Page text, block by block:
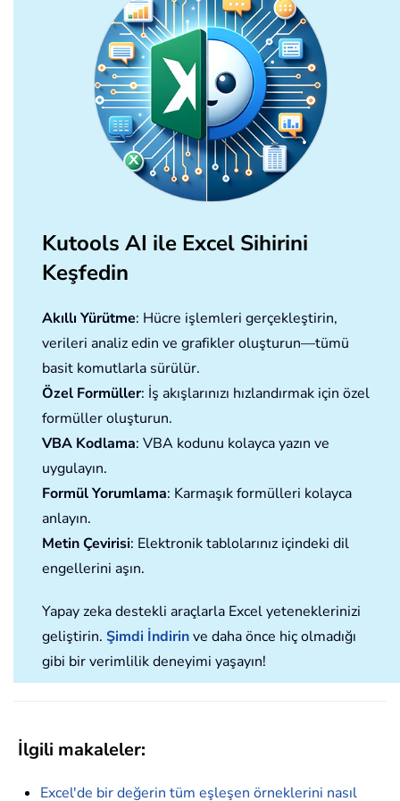
Sub
Kutools AI ile Excel Sihirini
Keşfedin
Akıllı Yürütme: Hücre işlemleri gerçekleştirin,
verileri analiz edin ve grafikler oluşturun—tümü
basit komutlarla sürülür.
Özel Formüller: İş akışlarınızı hızlandırmak için özel
formüller oluşturun.
VBA Kodlama: VBA kodunu kolayca yazın ve
uygulayın.
Formül Yorumlama: Karmaşık formülleri kolayca
anlayın.
Metin Çevirisi: Elektronik tablolarınız içindeki dil
engellerini aşın.
Yapay zeka destekli araçlarla Excel yeteneklerinizi
geliştirin. Şimdi İndirinve daha önce hiç olmadığı
gibi bir verimlilik deneyimi yaşayın!
İlgili makaleler:
Excel'de bir değerin tüm eşleşen örneklerini nasıl